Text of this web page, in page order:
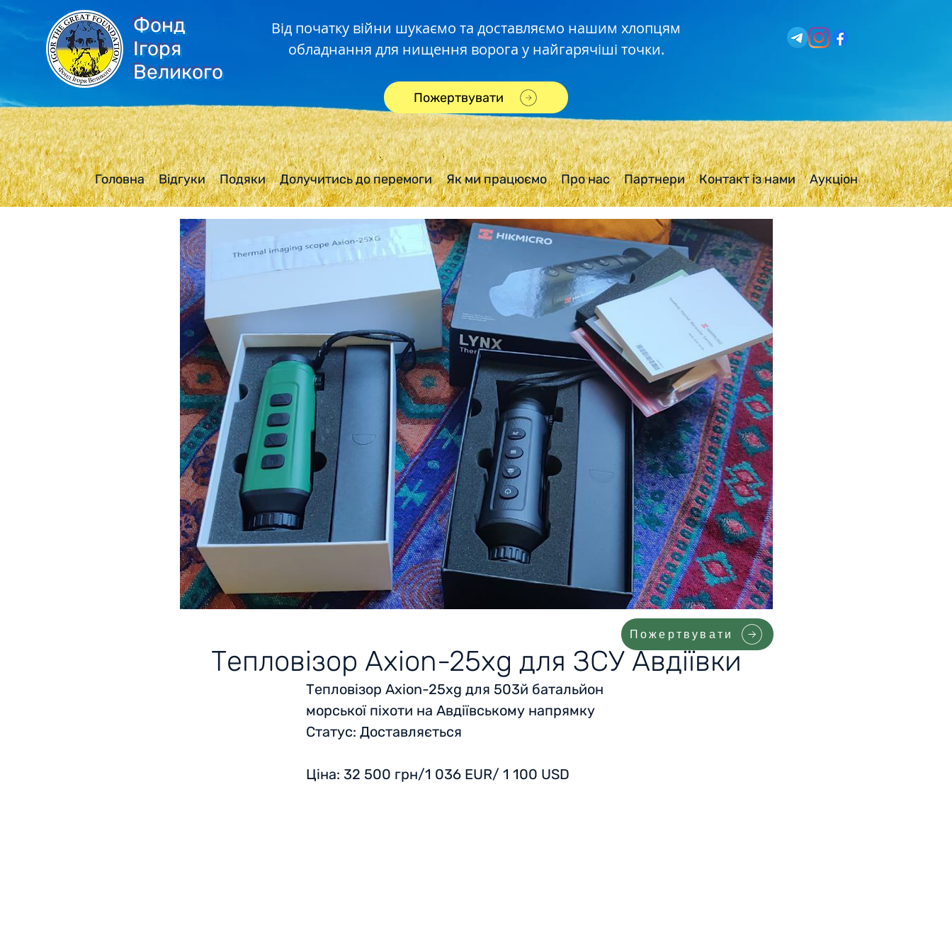
Фонд
Ігоря
Великого
Від початку війни шукаємо та доставляємо нашим хлопцям
обладнання для нищення ворога у найгарячіші точки.
Пожертвувати
Головна Відгуки Подяки Долучитись до перемоги Як ми працюємо Про нас Партнери Контакт із нами Аукціон
Тепловізор Axion-25xg для ЗСУ Авдіївки
Тепловізор Axion-25xg для 503й батальйон
морської піхоти на Авдіївському напрямку
Статус: Доставляється
Ціна: 32 500 грн/1 036 EUR/ 1 100 USD
Пожертвувати